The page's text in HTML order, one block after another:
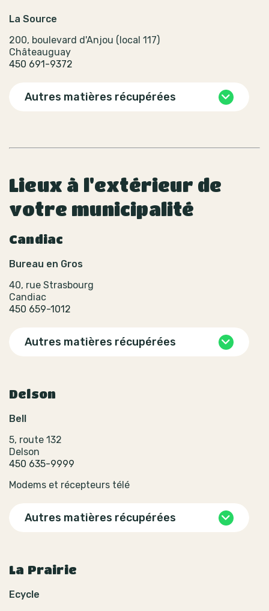
La Source
200, boulevard d'Anjou (local 117)
Châteauguay
450 691-9372
Autres matières récupérées
Lieux à l'extérieur de
votre municipalité
Candiac
Bureau en Gros
40, rue Strasbourg
Candiac
450 659-1012
Autres matières récupérées
Delson
Bell
5, route 132
Delson
450 635-9999
Modems et récepteurs télé
Autres matières récupérées
La Prairie
Ecycle